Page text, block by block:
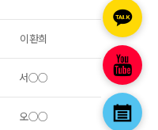
이환희
서○○
오○○